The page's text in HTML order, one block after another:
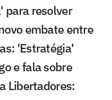
para resolver
embate entre
'Estratégia'
e fala sobre
Libertadores: